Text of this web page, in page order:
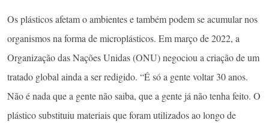
Os plásticos afetam o ambientes e também podem se acumular nos
organismos na forma de microplásticos. Em março de 2022, a
Organização das Nações Unidas (ONU) negociou a criação de um
tratado global ainda a ser redigido. “É só a gente voltar 30 anos.
Não é nada que a gente não saiba, que a gente já não tenha feito. O
plástico substituiu materiais que foram utilizados ao longo de